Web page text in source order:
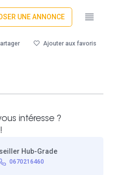
UNE ANNONCE
Ajouter aux favoris
intéresse ?
Hub-Grade
0670216460